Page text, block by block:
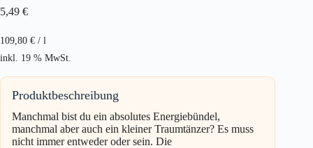
5,49 €
109,80 € / l
inkl. 19 % MwSt.
Produktbeschreibung
Manchmal bist du ein absolutes Energiebündel,
manchmal aber auch ein kleiner Traumtänzer? Es muss
nicht immer entweder oder sein. Die